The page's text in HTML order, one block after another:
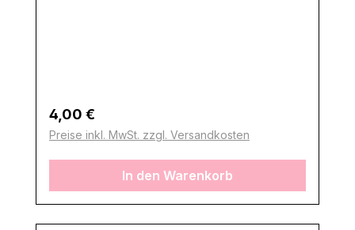
Regulärer Preis:
4,00 €
Preise inkl. MwSt. zzgl. Versandkosten
In den Warenkorb